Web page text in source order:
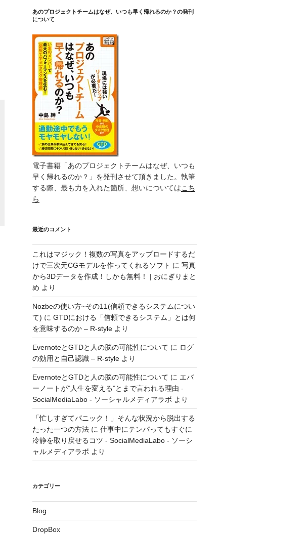
あのプロジェクトチームはなぜ、いつも早く帰れるのか？の発刊
について
電子書籍「あのプロジェクトチームはなぜ、いつも
早く帰れるのか？」を発刊させて頂きました。執筆
する際、最も力を入れた箇所、想いについてはこち
ら
最近のコメント
これはマジック！複数の写真をアップロードするだ
けで三次元CGモデルを作ってくれるソフト に 写真
から3Dデータを作成！しかも無料！ | おにぎりまと
め より
Nozbeの使い方~その11(信頼できるシステムについ
て) に GTDにおける「信頼できるシステム」とは何
を意味するのか – R-styleより
EvernoteとGTDと人の脳の可能性について に ログ
の効用と自己認識 – R-styleより
EvernoteとGTDと人の脳の可能性について に エバ
ーノートが”人生を変える”とまで言われる理由 -
SocialMediaLabo - ソーシャルメディアラボ より
「忙しすぎてパニック！」そんな状況から脱出する
たった一つの方法に 仕事中にテンパってもすぐに
冷静を取り戻せるコツ - SocialMediaLabo - ソーシ
ャルメディアラボ より
カテゴリー
Blog
DropBox